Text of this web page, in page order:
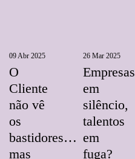
09 Abr 2025
O
Cliente
não vê
os
bastidores…
mas
26 Mar 2025
Empresas
em
silêncio,
talentos
em
fuga?